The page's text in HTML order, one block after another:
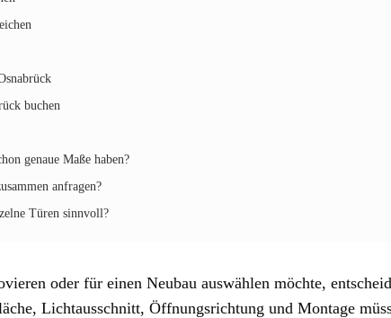
buchen
genaue Maße haben?
anfragen?
Türen sinnvoll?
oder für einen Neubau auswählen möchte,
Lichtausschnitt, Öffnungsrichtung und Montage